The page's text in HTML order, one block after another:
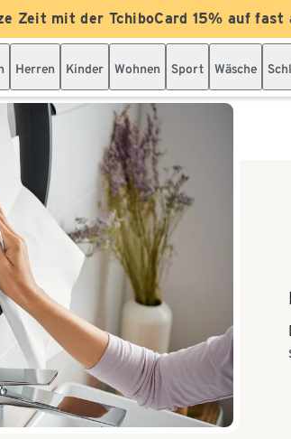
Zeit mit der TchiboCard 15% auf fast
Herren Kinder Wohnen Sport Wäsche